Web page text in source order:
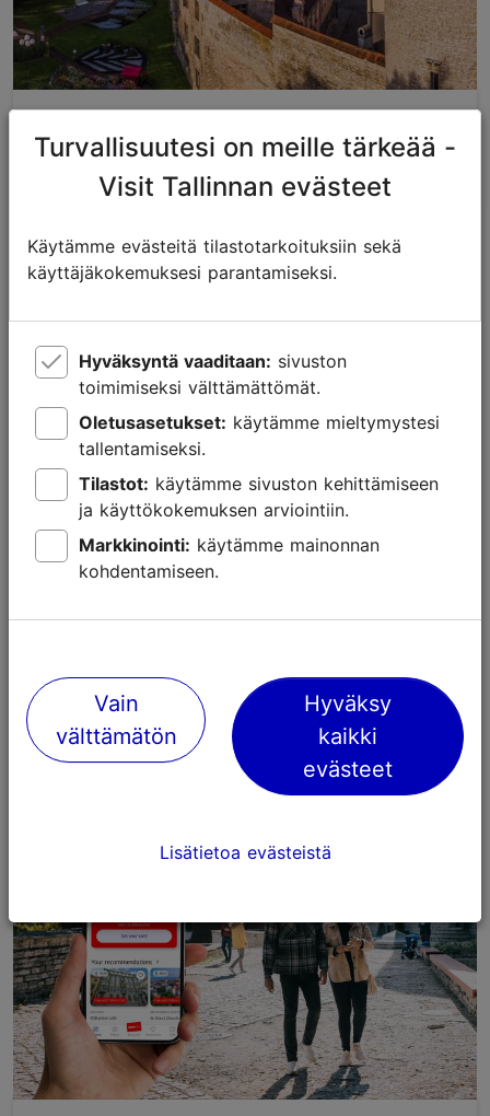
Tallinnan parhaat
Lasten kanssa
Turvallisuutesi on meille tärkeää -
Visit Tallinnan evästeet
Käytämme evästeitä tilastotarkoituksiin sekä
käyttäjäkokemuksesi parantamiseksi.
Hyväksyntä vaaditaan:
toimimiseksi välttämättömät.
Oletusasetukset:
tallentamiseksi.
Tilastot:
ja käyttökokemuksen arviointiin.
Markkinointi:
kohdentamiseen.
Vain
välttämätön
Hyväksy
kaikki
evästeet
Lisätietoa evästeistä